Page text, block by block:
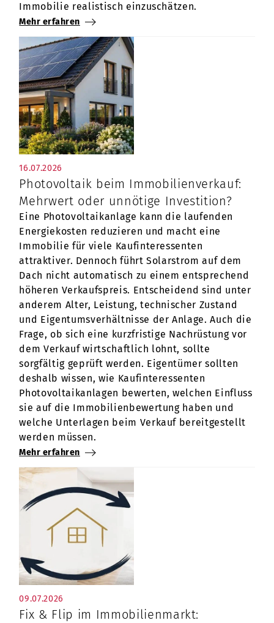
Immobilie realistisch einzuschätzen.
Mehr erfahren
16.07.2026
Photovoltaik beim Immobilienverkauf:
Mehrwert oder unnötige Investition?
Eine Photovoltaikanlage kann die laufenden
Energiekosten reduzieren und macht eine
Immobilie für viele Kaufinteressenten
attraktiver. Dennoch führt Solarstrom auf dem
Dach nicht automatisch zu einem entsprechend
höheren Verkaufspreis. Entscheidend sind unter
anderem Alter, Leistung, technischer Zustand
und Eigentumsverhältnisse der Anlage. Auch die
Frage, ob sich eine kurzfristige Nachrüstung vor
dem Verkauf wirtschaftlich lohnt, sollte
sorgfältig geprüft werden. Eigentümer sollten
deshalb wissen, wie Kaufinteressenten
Photovoltaikanlagen bewerten, welchen Einfluss
sie auf die Immobilienbewertung haben und
welche Unterlagen beim Verkauf bereitgestellt
werden müssen.
Mehr erfahren
09.07.2026
Fix & Flip im Immobilienmarkt: